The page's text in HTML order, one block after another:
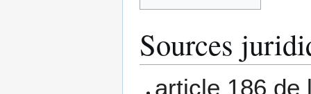
Sources
article 186